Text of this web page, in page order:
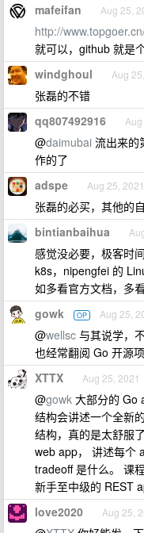
mafeifan Aug 25,
http://
就可以，github 就是
windghoul Aug
张磊的不错
qq807492916
@daimubai 流出来的
作的了
adspe Aug 25, 2021
张磊的必买，其他的
bintianbaihua
感觉没必要，极客时
k8s，nipengfei 的
如多看官方文档，多
gowk OP Aug 25,
@wellsc 与其说学，
也经常翻阅 Go 开源
XTTX Aug 25, 2021
@gowk 大部分的 Go
结构会讲述一个全新
结构，真的是太舒服
web app， 讲述每个
tradeoff 是什么。 课
新手至中级的 REST
love2020 Aug 25,